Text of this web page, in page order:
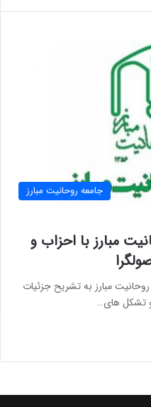
جامعه روحانیت مبارز
مبارز با احزاب و
مبارز به تشریح جزئیات
تشکل های…